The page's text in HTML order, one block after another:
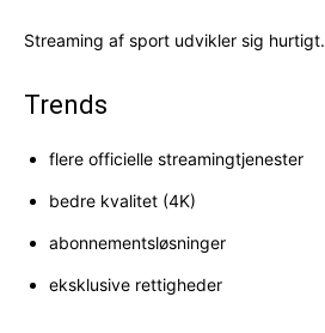
Streaming af sport udvikler sig hurtigt.
Trends
flere officielle streamingtjenester
bedre kvalitet (4K)
abonnementsløsninger
eksklusive rettigheder